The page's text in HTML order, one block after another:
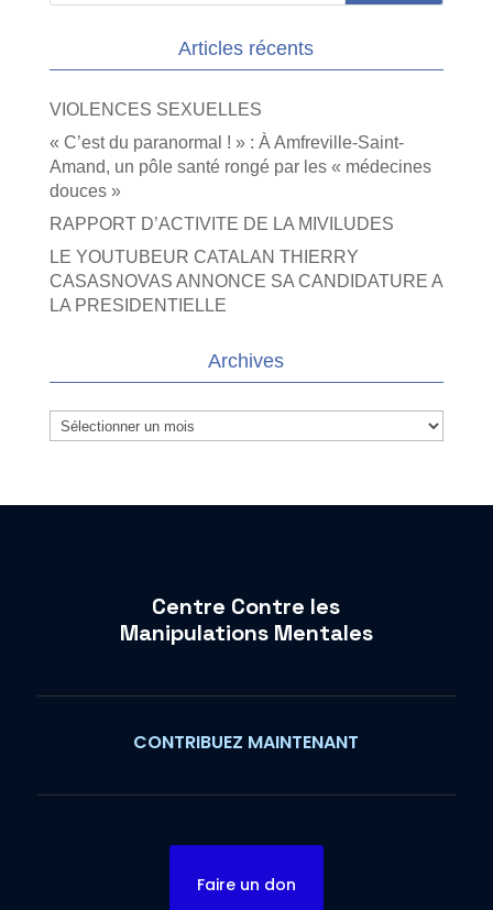
Articles récents
VIOLENCES SEXUELLES
« C’est du paranormal ! » : À Amfreville-Saint-
Amand, un pôle santé rongé par les « médecines
douces »
RAPPORT D’ACTIVITE DE LA MIVILUDES
LE YOUTUBEUR CATALAN THIERRY
CASASNOVAS ANNONCE SA CANDIDATURE A
LA PRESIDENTIELLE
Archives
Archives
Centre Contre les
Manipulations Mentales
CONTRIBUEZ MAINTENANT
Faire un don